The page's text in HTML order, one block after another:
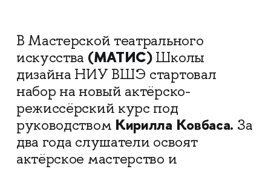
В Мастерской театрального
искусства (МАТИС) Школы
дизайна НИУ ВШЭ стартовал
набор на новый актёрско-
режиссёрский курс под
руководством Кирилла Ковбаса. За
два года слушатели освоят
актёрское мастерство и